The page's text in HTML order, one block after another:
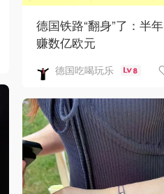
德国铁路“翻身”了：半年
赚数亿欧元
德国吃喝玩乐 8